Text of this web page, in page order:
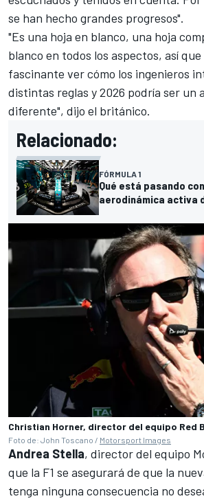
se han hecho grandes progresos".
"Es una hoja en blanco, una hoja
blanco en todos los aspectos, así que
fascinante ver cómo los ingenieros
distintas reglas y 2026 podría ser un
diferente", dijo el británico.
Relacionado:
FÓRMULA 1
Qué está pasando
aerodinámica activa
Christian Horner, director del equipo Red
Foto de: John Toscano / Motorsport Images
Andrea Stella, director del equipo
que la F1 se asegurará de que la
tenga ninguna consecuencia no